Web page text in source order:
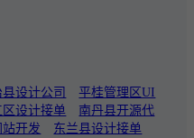
设计公司
平桂管理区UI
区设计接单
南丹县开源代
开发
东兰县设计接单